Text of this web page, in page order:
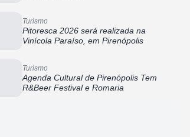
Turismo
Pitoresca 2026 será realizada na
Vinícola Paraíso, em Pirenópolis
Turismo
Agenda Cultural de Pirenópolis Tem
R&Beer Festival e Romaria